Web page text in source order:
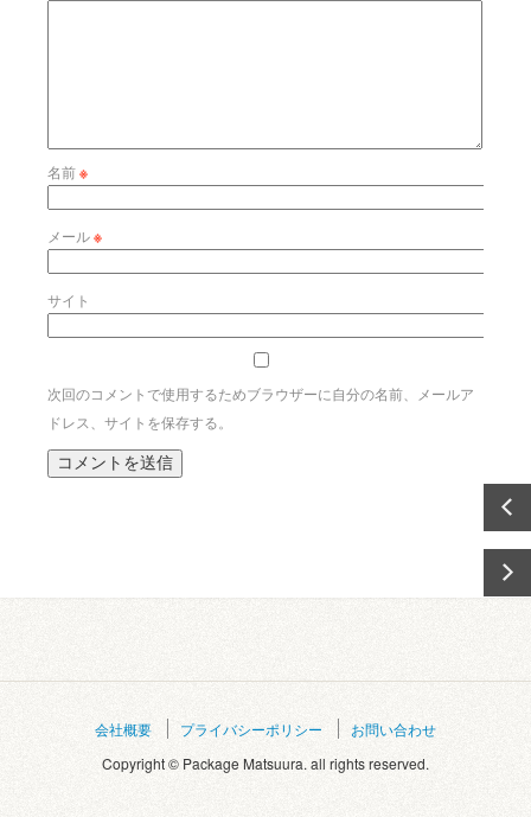
名前※
メール※
サイト
次回のコメントで使用するためブラウザーに自分の名前、メールア
ドレス、サイトを保存する。
会社概要 プライバシーポリシー
お問い合わせ
Copyright © Package Matsuura. all rights reserved.